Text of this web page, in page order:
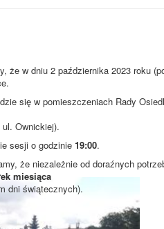
że w dniu 2 października 2023 roku
się w pomieszczeniach Rady
Ownickiej).
sesji o godzinie 19:00.
że niezależnie od doraźnych
miesiąca
dni świątecznych).